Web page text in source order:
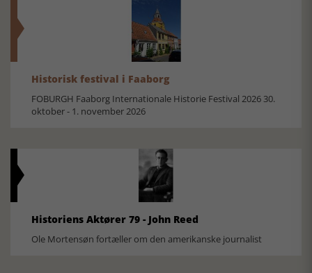
Historisk festival i Faaborg
FOBURGH Faaborg Internationale Historie Festival 2026 30.
oktober - 1. november 2026
Historiens Aktører 79 - John Reed
Ole Mortensøn fortæller om den amerikanske journalist